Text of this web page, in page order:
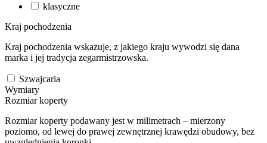
klasyczne
Kraj pochodzenia
Kraj pochodzenia wskazuje, z jakiego kraju wywodzi się dana
marka i jej tradycja zegarmistrzowska.
Szwajcaria
Wymiary
Rozmiar koperty
Rozmiar koperty podawany jest w milimetrach – mierzony
poziomo, od lewej do prawej zewnętrznej krawędzi obudowy, bez